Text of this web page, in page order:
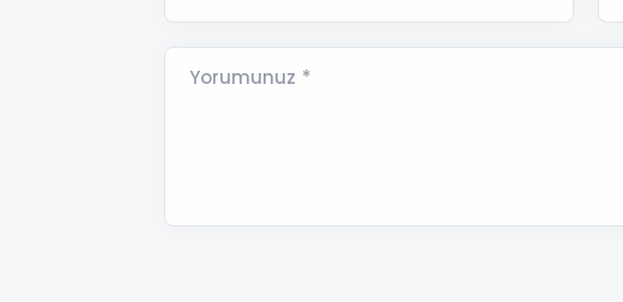
Yorumunuz *